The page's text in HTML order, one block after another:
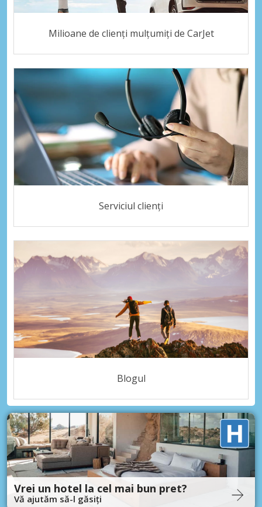
Milioane de clienți mulțumiți de CarJet
Serviciul clienți
Blogul
Vrei un hotel la cel mai bun pret?
Vă ajutăm să-l găsiți